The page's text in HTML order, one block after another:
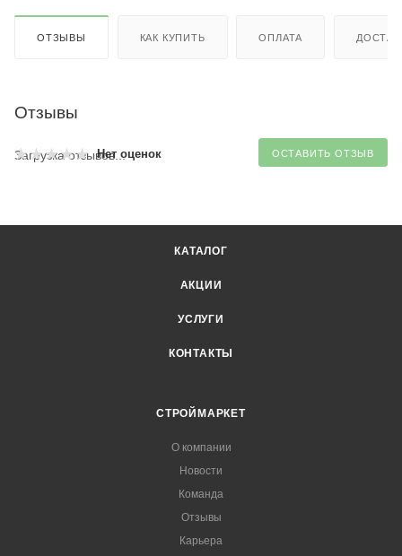
ОТЗЫВЫ КАК КУПИТЬ ОПЛАТА
Отзывы
Нет оценок ОСТАВИТЬ ОТЗЫВ
Загрузка отзывов...
КАТАЛОГ
АКЦИИ
УСЛУГИ
КОНТАКТЫ
СТРОЙМАРКЕТ
О компании
Новости
Команда
Отзывы
Карьера